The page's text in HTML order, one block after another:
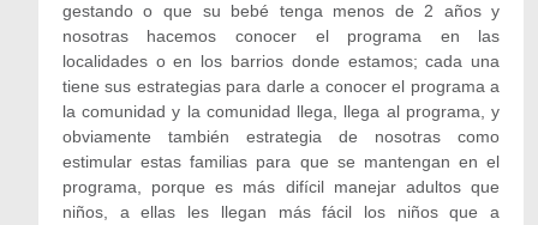
gestando o que su bebé tenga menos de 2 años y
nosotras hacemos conocer el programa en las
localidades o en los barrios donde estamos; cada una
tiene sus estrategias para darle a conocer el programa a
la comunidad y la comunidad llega, llega al programa, y
obviamente también estrategia de nosotras como
estimular estas familias para que se mantengan en el
programa, porque es más difícil manejar adultos que
niños, a ellas les llegan más fácil los niños que a